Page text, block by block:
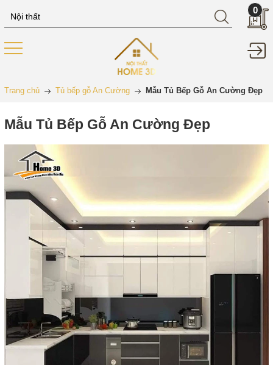
0
Trang chủ Tủ bếp gỗ An Cường Mẫu Tủ Bếp Gỗ An Cường Đẹp
Mẫu Tủ Bếp Gỗ An Cường Đẹp